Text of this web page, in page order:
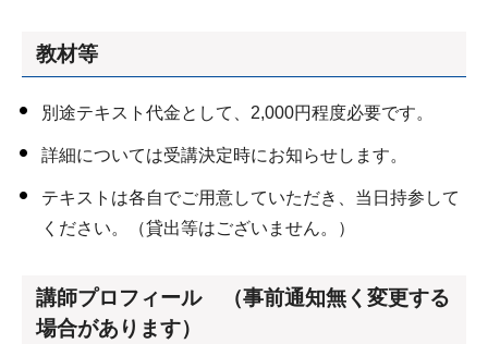
教材等
別途テキスト代金として、2,000円程度必要です。
詳細については受講決定時にお知らせします。
テキストは各自でご用意していただき、当日持参して
ください。（貸出等はございません。）
講師プロフィール （事前通知無く変更する
場合があります）